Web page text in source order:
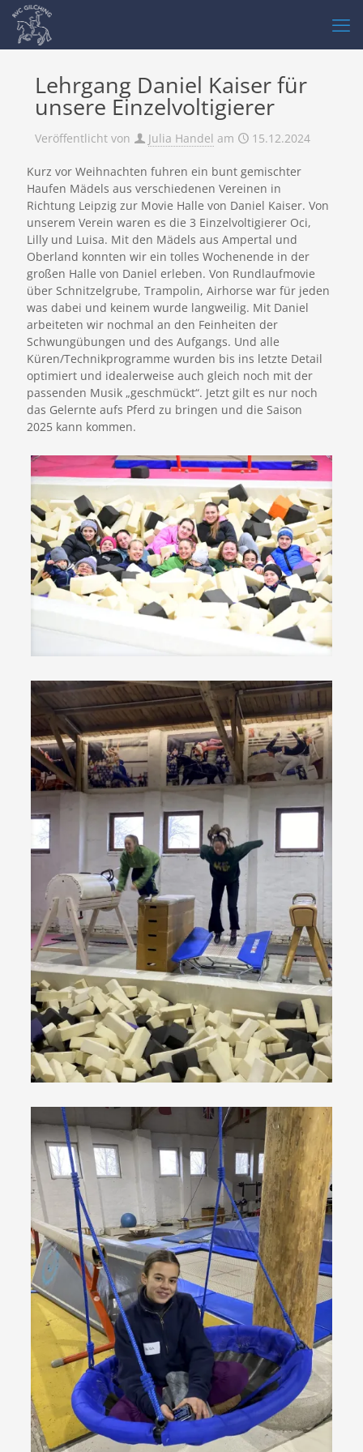
Lehrgang Daniel Kaiser für
unsere Einzelvoltigierer
Veröffentlicht von Julia Handel am 15.12.2024
Kurz vor Weihnachten fuhren ein bunt gemischter
Haufen Mädels aus verschiedenen Vereinen in
Richtung Leipzig zur Movie Halle von Daniel Kaiser. Von
unserem Verein waren es die 3 Einzelvoltigierer Oci,
Lilly und Luisa. Mit den Mädels aus Ampertal und
Oberland konnten wir ein tolles Wochenende in der
großen Halle von Daniel erleben. Von Rundlaufmovie
über Schnitzelgrube, Trampolin, Airhorse war für jeden
was dabei und keinem wurde langweilig. Mit Daniel
arbeiteten wir nochmal an den Feinheiten der
Schwungübungen und des Aufgangs. Und alle
Küren/Technikprogramme wurden bis ins letzte Detail
optimiert und idealerweise auch gleich noch mit der
passenden Musik „geschmückt“. Jetzt gilt es nur noch
das Gelernte aufs Pferd zu bringen und die Saison
2025 kann kommen.